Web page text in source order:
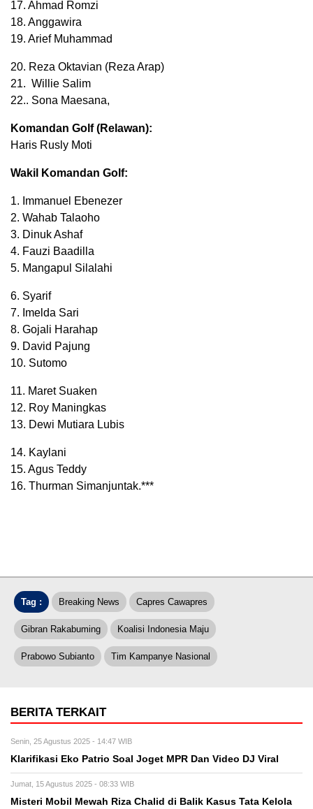
17. Ahmad Romzi
18. Anggawira
19. Arief Muhammad
20. Reza Oktavian (Reza Arap)
21. Willie Salim
22.. Sona Maesana,
Komandan Golf (Relawan):
Haris Rusly Moti
Wakil Komandan Golf:
1. Immanuel Ebenezer
2. Wahab Talaoho
3. Dinuk Ashaf
4. Fauzi Baadilla
5. Mangapul Silalahi
6. Syarif
7. Imelda Sari
8. Gojali Harahap
9. David Pajung
10. Sutomo
11. Maret Suaken
12. Roy Maningkas
13. Dewi Mutiara Lubis
14. Kaylani
15. Agus Teddy
16. Thurman Simanjuntak.***
Tag : Breaking News Capres Cawapres
Gibran Rakabuming Koalisi Indonesia Maju
Prabowo Subianto Tim Kampanye Nasional
BERITA TERKAIT
Senin, 25 Agustus 2025 - 14:47 WIB
Klarifikasi Eko Patrio Soal Joget MPR Dan Video DJ Viral
Jumat, 15 Agustus 2025 - 08:33 WIB
Misteri Mobil Mewah Riza Chalid di Balik Kasus Tata Kelola